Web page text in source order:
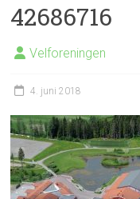
42686716
Velforeningen
4. juni 2018